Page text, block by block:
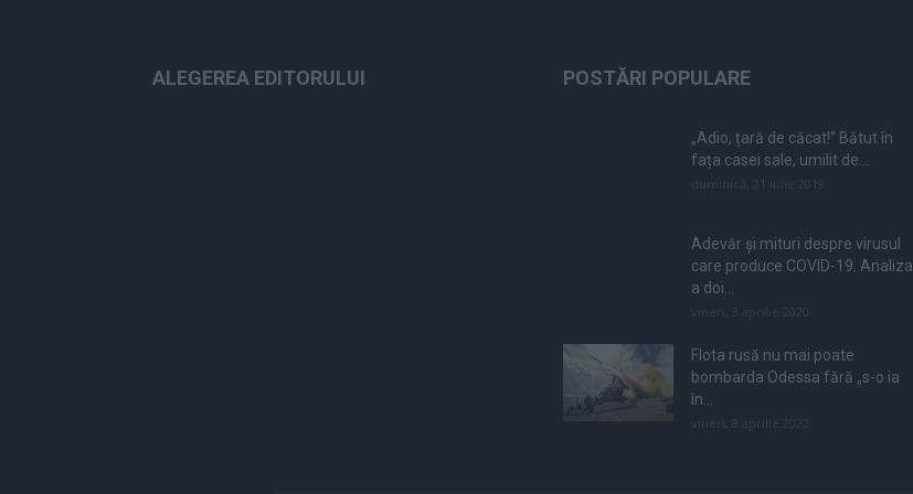
ALEGEREA EDITORULUI POSTĂRI POPULARE
„Adio, țară de căcat!” Bătut în
fața casei sale, umilit de...
Adevăr și mituri despre virusul
care produce COVID-19. Analiza
a doi...
Flota rusă nu mai poate
bombarda Odessa fără „s-o ia
în...